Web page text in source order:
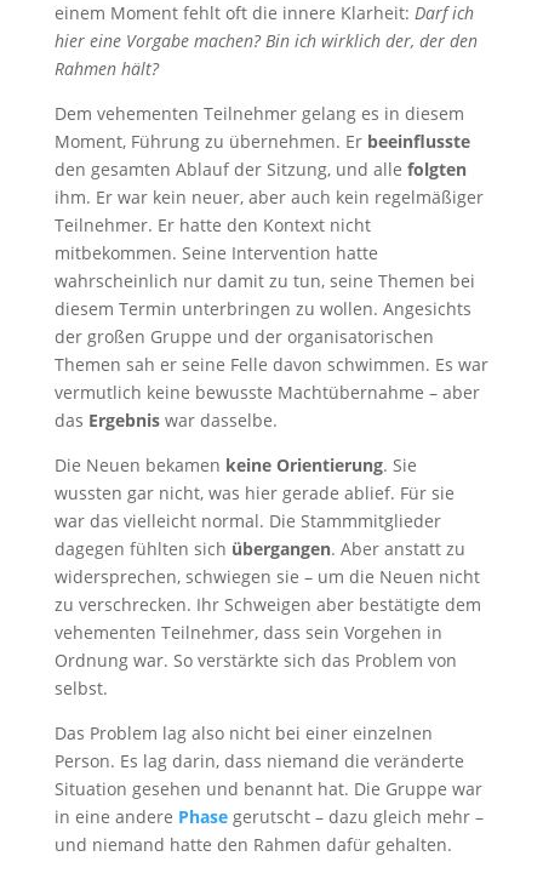
einem Moment fehlt oft die innere Klarheit: Darf ich
hier eine Vorgabe machen? Bin ich wirklich der, der den
Rahmen hält?
Dem vehementen Teilnehmer gelang es in diesem
Moment, Führung zu übernehmen. Er beeinflusste
den gesamten Ablauf der Sitzung, und alle folgten
ihm. Er war kein neuer, aber auch kein regelmäßiger
Teilnehmer. Er hatte den Kontext nicht
mitbekommen. Seine Intervention hatte
wahrscheinlich nur damit zu tun, seine Themen bei
diesem Termin unterbringen zu wollen. Angesichts
der großen Gruppe und der organisatorischen
Themen sah er seine Felle davon schwimmen. Es war
vermutlich keine bewusste Machtübernahme – aber
das Ergebniswar dasselbe.
Die Neuen bekamen keine Orientierung. Sie
wussten gar nicht, was hier gerade ablief. Für sie
war das vielleicht normal. Die Stammmitglieder
dagegen fühlten sich übergangen. Aber anstatt zu
widersprechen, schwiegen sie – um die Neuen nicht
zu verschrecken. Ihr Schweigen aber bestätigte dem
vehementen Teilnehmer, dass sein Vorgehen in
Ordnung war. So verstärkte sich das Problem von
selbst.
Das Problem lag also nicht bei einer einzelnen
Person. Es lag darin, dass niemand die veränderte
Situation gesehen und benannt hat. Die Gruppe war
in eine andere Phasegerutscht – dazu gleich mehr –
und niemand hatte den Rahmen dafür gehalten.